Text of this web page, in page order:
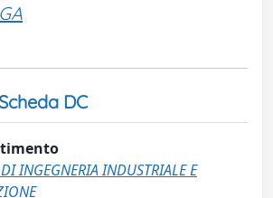
DC
INGEGNERIA INDUSTRIALE E